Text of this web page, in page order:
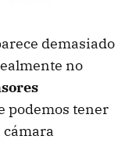
demasiado
no
podemos tener
cámara